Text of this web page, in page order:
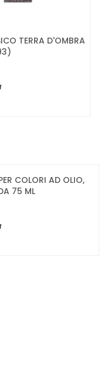
TERRA D'OMBRA
COLORI AD OLIO,
75 ML